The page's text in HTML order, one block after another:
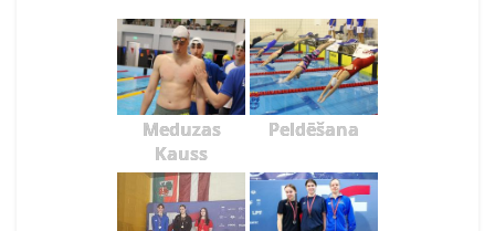
Meduzas
Kauss
Peldēšana